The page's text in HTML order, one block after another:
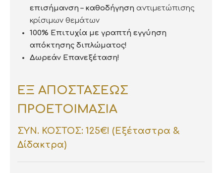
επισήμανση – καθοδήγηση αντιμετώπισης
κρίσιμων θεμάτων
100% Επιτυχία με γραπτή εγγύηση
απόκτησης διπλώματος!
Δωρεάν Επανεξέταση!
ΕΞ ΑΠΟΣΤΑΣΕΩΣ
ΠΡΟΕΤΟΙΜΑΣΙΑ
ΣΥΝ. ΚΟΣΤΟΣ: 125€! (Εξέταστρα &
Δίδακτρα)